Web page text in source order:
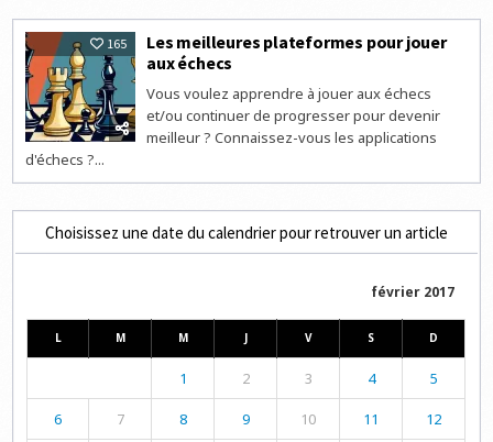
165
Les meilleures plateformes pour jouer
aux échecs
Vous voulez apprendre à jouer aux échecs
et/ou continuer de progresser pour devenir
meilleur ? Connaissez-vous les applications
d'échecs ?...
Choisissez une date du calendrier pour retrouver un article
février 2017
L M M J V S D
1 2 3 4 5
6 7 8 9 10 11 12